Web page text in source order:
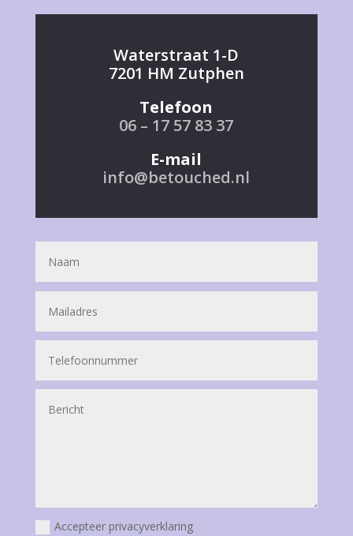
Waterstraat 1-D
7201 HM Zutphen
Telefoon
06 – 17 57 83 37
E-mail
info@betouched.nl
Accepteer privacyverklaring